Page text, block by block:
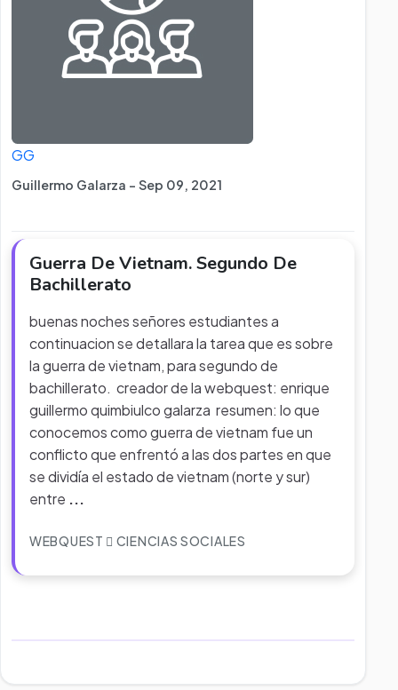
GG
Guillermo Galarza - Sep 09, 2021
Guerra De Vietnam. Segundo De
Bachillerato
buenas noches señores estudiantes a
continuacion se detallara la tarea que es sobre
la guerra de vietnam, para segundo de
bachillerato. creador de la webquest: enrique
guillermo quimbiulco galarza resumen: lo que
conocemos como guerra de vietnam fue un
conflicto que enfrentó a las dos partes en que
se dividía el estado de vietnam (norte y sur)
entre ...
WEBQUEST CIENCIAS SOCIALES